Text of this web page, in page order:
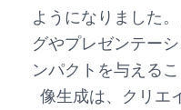
ようになりました
グやプレゼンテー
ンパクトを与える
像生成は、クリエ